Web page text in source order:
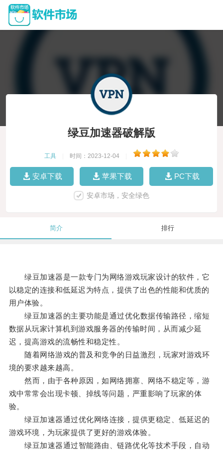
绿豆加速器破解版
工具 时间：2023-12-04
安卓下载 苹果下载 PC下载
安卓市场，安全绿色
简介 排行
绿豆加速器是一款专门为网络游戏玩家设计的软件，它
以稳定的连接和低延迟为特点，提供了出色的性能和优质的
用户体验。
绿豆加速器的主要功能是通过优化数据传输路径，缩短
数据从玩家计算机到游戏服务器的传输时间，从而减少延
迟，提高游戏的流畅性和稳定性。
随着网络游戏的普及和竞争的日益激烈，玩家对游戏环
境的要求越来越高。
然而，由于各种原因，如网络拥塞、网络不稳定等，游
戏中常常会出现卡顿、掉线等问题，严重影响了玩家的体
验。
绿豆加速器通过优化网络连接，提供更稳定、低延迟的
游戏环境，为玩家提供了更好的游戏体验。
绿豆加速器通过智能路由、链路优化等技术手段，自动